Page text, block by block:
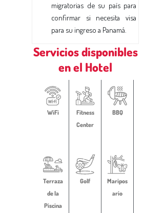
migratorias de su país para
confirmar si necesita visa
para su ingreso a Panamá.
Servicios disponibles
en el Hotel
WiFi
Fitness
Center
BBQ
Terraza
de la
Piscina
Golf
Maripos
ario